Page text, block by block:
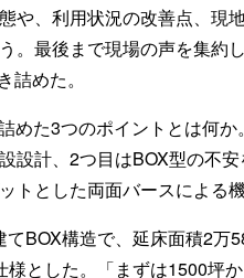
や、利用状況の改善点、現
。最後まで現場の声を集約
詰めた。
めた3つのポイントとは何
設計、2つ目はBOX型の不
トとした両面バースによる
BOX構造で、延床面積2万
様とした。「まずは1500坪